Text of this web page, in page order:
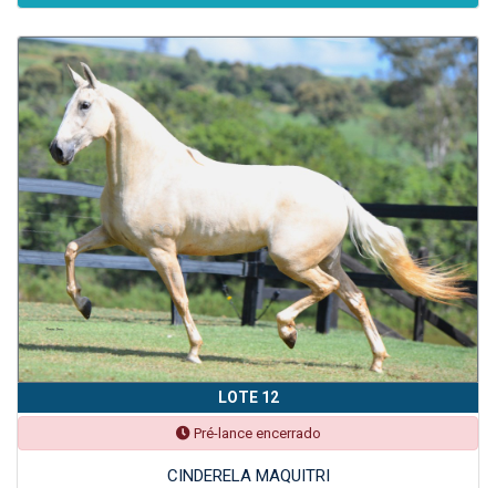
LOTE 12
Pré-lance encerrado
CINDERELA MAQUITRI